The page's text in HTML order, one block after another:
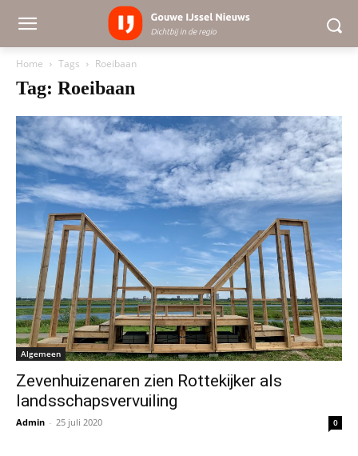
Home Tags Roeibaan
Tag: Roeibaan
Algemeen
Zevenhuizenaren zien Rottekijker als
landsschapsvervuiling
Admin - 25 juli 2020 0